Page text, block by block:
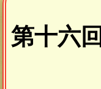
第十六